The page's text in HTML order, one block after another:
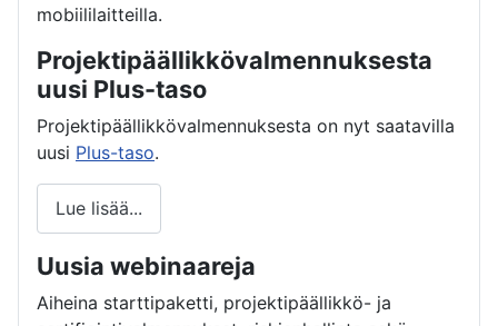
mobiililaitteilla.
Projektipäällikkövalmennuksesta
uusi Plus-taso
Projektipäällikkövalmennuksesta on nyt saatavilla
uusi Plus-taso.
Lue lisää...
Uusia webinaareja
Aiheina starttipaketti, projektipäällikkö- ja